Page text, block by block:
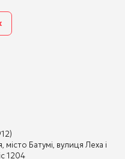
Батумі, вулиця Леха і
1204